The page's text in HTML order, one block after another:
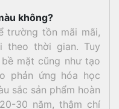
không?
trường tồn mãi mãi,
theo thời gian. Tuy
mặt cũng như tạo
phản ứng hóa học
sắc sản phẩm hoàn
30 năm, thậm chí